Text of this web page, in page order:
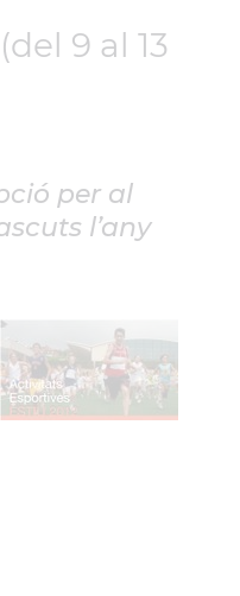
9 al 13
per al
l’any